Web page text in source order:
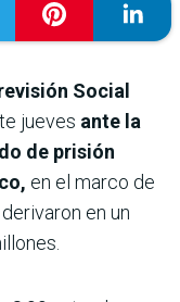
Social
jueves ante la
de prisión
en el marco de
en un